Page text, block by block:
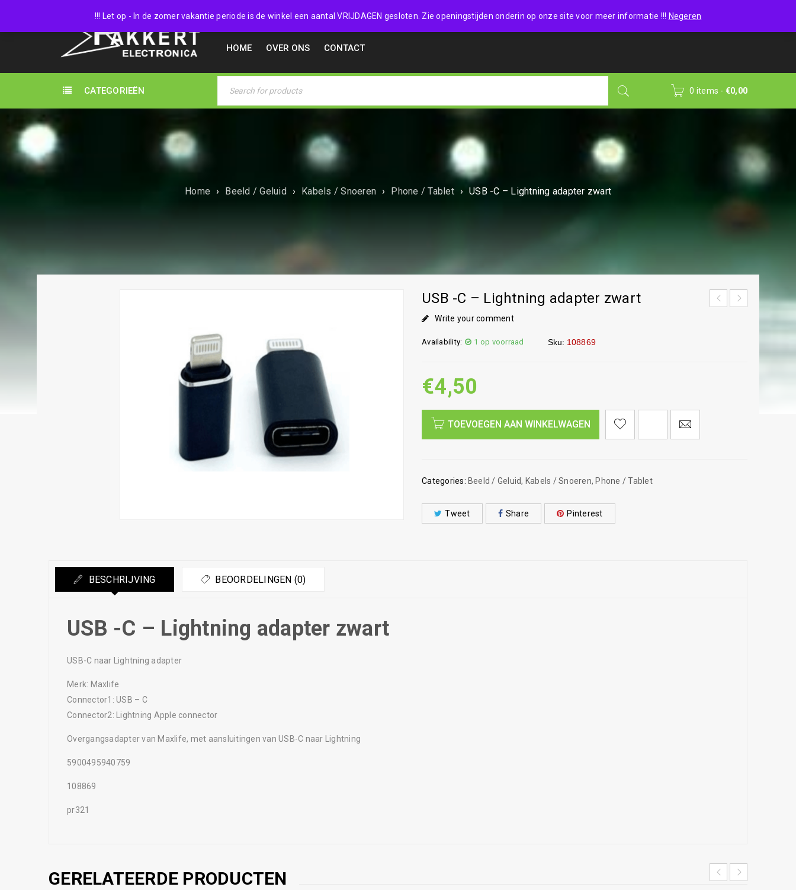
!!! Let op - In de zomer vakantie periode is de winkel een aantal VRIJDAGEN gesloten. Zie openingstijden onderin op onze site voor meer informatie !!! Negeren
038 4532357 Wishlist (0)
HOME OVER ONS CONTACT
CATEGORIEËN 0 items - €0,00
Home › Beeld / Geluid › Kabels / Snoeren › Phone / Tablet › USB -C – Lightning adapter zwart
USB -C – Lightning adapter zwart
Write your comment
Availability: 1 op voorraad Sku: 108869
€4,50
TOEVOEGEN AAN WINKELWAGEN
Categories: Beeld / Geluid, Kabels / Snoeren, Phone / Tablet
Tweet Share Pinterest
BESCHRIJVING BEOORDELINGEN (0)
USB -C – Lightning adapter zwart
USB-C naar Lightning adapter
Merk: Maxlife
Connector1: USB – C
Connector2: Lightning Apple connector
Overgangsadapter van Maxlife, met aansluitingen van USB-C naar Lightning
5900495940759
108869
pr321
GERELATEERDE PRODUCTEN